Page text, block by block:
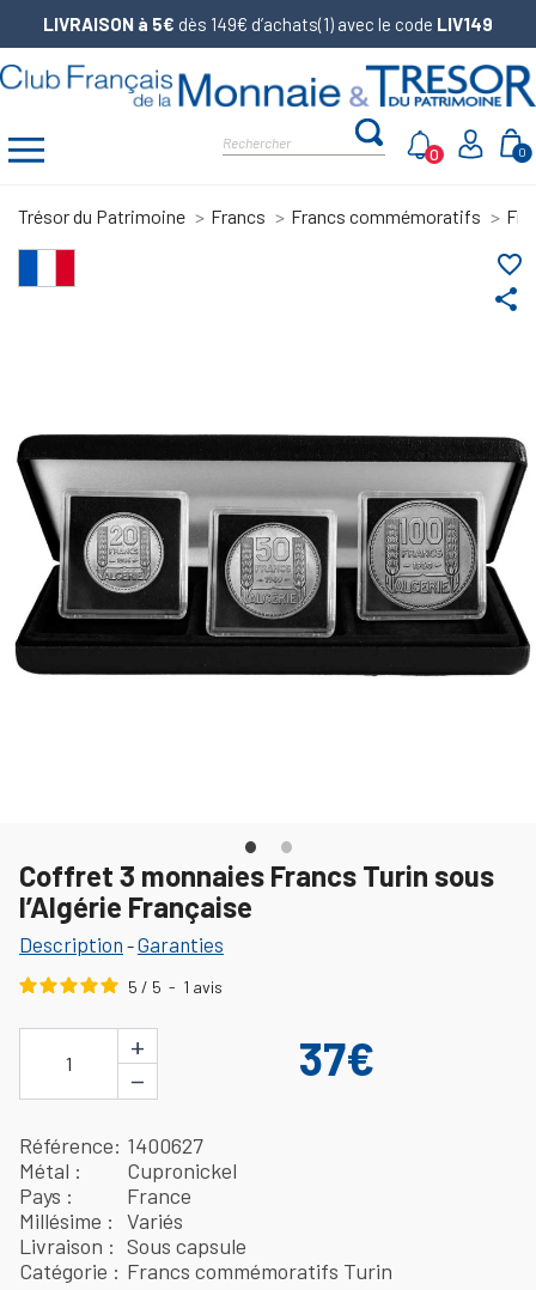
LIVRAISON à 5€ dès 149€ d’achats(1) avec le code LIV149
0
0
Trésor du Patrimoine Francs Francs commémoratifs
share
favorite_border
Coffret 3 monnaies Francs Turin sous
l’Algérie Française
Description -Garanties
5 / 5 - 1 avis
1
+
−
37€
Référence 1400627
Métal
Cupronickel
Pays
France
Millésime
Variés
Livraison
Sous capsule
Catégorie
Francs commémoratifs Turin